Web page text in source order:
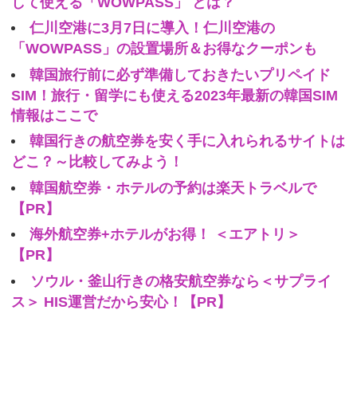
仁川空港に3月7日に導入！仁川空港の
「WOWPASS」の設置場所＆お得なクーポンも
韓国旅行前に必ず準備しておきたいプリペイド
SIM！旅行・留学にも使える2023年最新の韓国SIM
情報はここで
韓国行きの航空券を安く手に入れられるサイトは
どこ？～比較してみよう！
韓国航空券・ホテルの予約は楽天トラベルで
【PR】
海外航空券+ホテルがお得！ ＜エアトリ＞
【PR】
ソウル・釜山行きの格安航空券なら＜サプライ
ス＞ HIS運営だから安心！【PR】